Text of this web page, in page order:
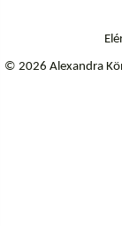
© 2026 Alexandra